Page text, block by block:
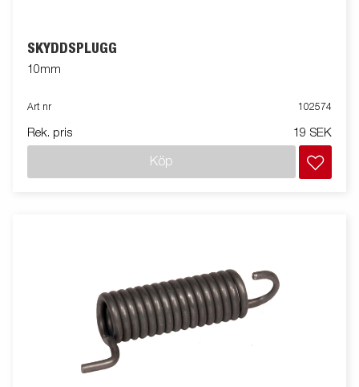
SKYDDSPLUGG
10mm
Art nr 102574
Rek. pris 19 SEK
Köp